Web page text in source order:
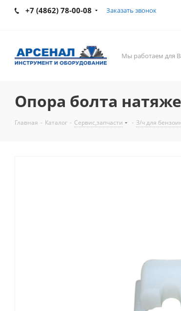
+7 (4862) 78-00-08 Заказать звонок
Мы работаем для
Опора болта
Главная - Каталог - Сервис,запчасти - З/ч для